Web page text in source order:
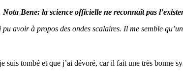
Nota Bene: la science officielle ne reconnaît pas
avoir à propos des ondes scalaires. Il me semble
tombé et que j’ai dévoré, car il fait une très bonne